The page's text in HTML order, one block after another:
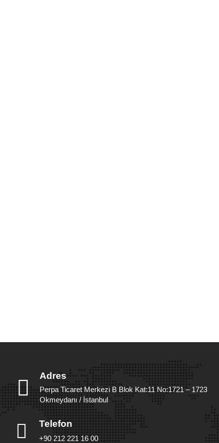
Adres
Perpa Ticaret Merkezi B Blok Kat:11 No:1721 – 1723
Okmeydanı / İstanbul
Telefon
+90 212 221 16 00